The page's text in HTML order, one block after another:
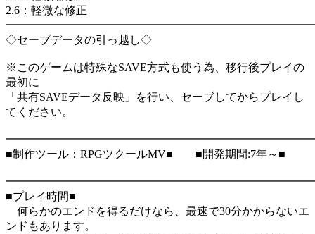
2.6：軽微な修正
◇セーブデータの引っ越し◇
※このゲームは特殊なSAVE方式も使う為、移行後プレイの
最初に
「共有SAVEデータ反映」を行い、セーブしてからプレイし
てください。
■制作ツール：RPGツクールMV■ ■開発期間:7年～■
■プレイ時間■
何らかのエンドを得るだけなら、最速で30分かからないエ
ンドもあります。